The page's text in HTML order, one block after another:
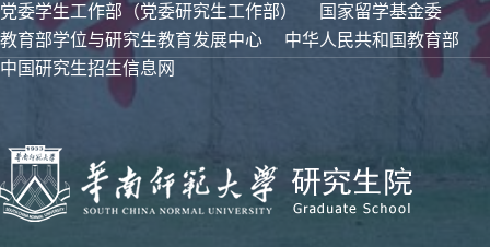
党委学生工作部（党委研究生工作部）
国家留学基金委
教育部学位与研究生教育发展中心
中华人民共和国教育部
中国研究生招生信息网